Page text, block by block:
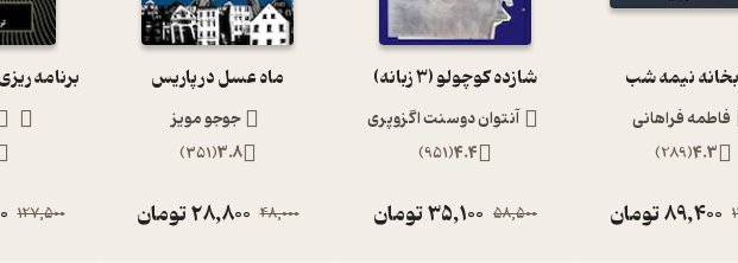
فکر می‌کرد در مسیر مخالف گام برمی‌دارد.
را هرکسی تشخیص می‌داد. فکر می‌کرد جایی که از قطار پایین پریده جایی در میان جنگل بوده؛ اما
از درخت که نزدیکی دیوارهای خاکی انبوه‌تر می‌شدند. اما او همین‌قدر می‌دانست که هنوز ماه اگوست
نیمه شب
فاطمه فراهانی
4.3
(
289
)
89,400تومان
شازده کوچولو (3 زبانه)
آنتوان دوسنت اگزوپری
4.4
(
951
)
58,500
35,100تومان
ماه عسل در پاریس
جوجو مویز
3.8
(
351
)
48,000
28,800تومان 127,500